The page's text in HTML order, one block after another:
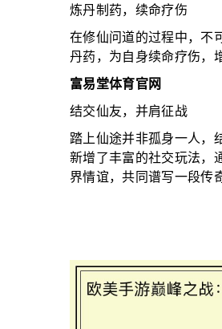
炼丹制药，续命疗伤
在修仙问道的过程中，不
丹药，为自身续命疗伤，
富易堂体育官网
结交仙友，并肩征战
踏上仙途并非孤身一人，
新增了丰富的社交玩法，
界情谊，共同谱写一段传